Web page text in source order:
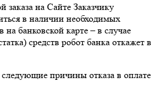
заказа на Сайте Заказчику
в наличии необходимых
на банковской карте – в случае
средств робот банка откажет в
причины отказа в оплате